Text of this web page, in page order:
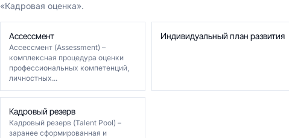
«Кадровая оценка».
Ассессмент
Ассессмент (Assessment) –
комплексная процедура оценки
профессиональных компетенций,
личностных...
Индивидуальный план развития
Кадровый резерв
Кадровый резерв (Talent Pool) –
заранее сформированная и